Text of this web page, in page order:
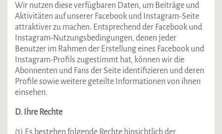
Wir nutzen diese verfügbaren Daten, um Beiträge und
Aktivitäten auf unserer Facebook und Instagram-Seite
attraktiver zu machen. Entsprechend der Facebook und
Instagram-Nutzungsbedingungen, denen jeder
Benutzer im Rahmen der Erstellung eines Facebook und
Instagram-Profils zugestimmt hat, können wir die
Abonnenten und Fans der Seite identifizieren und deren
Profile sowie weitere geteilte Informationen von ihnen
einsehen.
D. Ihre Rechte
(1) Es bestehen folgende Rechte hinsichtlich der